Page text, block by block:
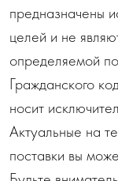
предназначены
целей и не
определяемой
Гражданского
носит
Актуальные на
поставки вы